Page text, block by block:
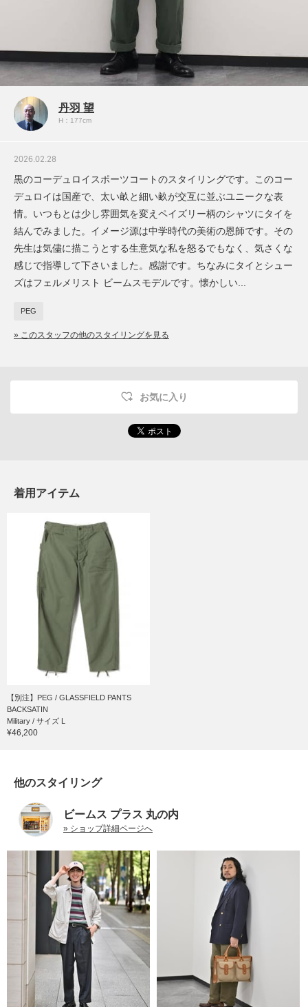
丹羽 望
H：177cm
2026.02.28
黒のコーデュロイスポーツコートのスタイリングです。このコー
デュロイは国産で、太い畝と細い畝が交互に並ぶユニークな表
情。いつもとは少し雰囲気を変えペイズリー柄のシャツにタイを
結んでみました。イメージ源は中学時代の美術の恩師です。その
先生は気儘に描こうとする生意気な私を怒るでもなく、気さくな
感じで指導して下さいました。感謝です。ちなみにタイとシュー
ズはフェルメリスト ビームスモデルです。懐かしい...
PEG
» このスタッフの他のスタイリングを見る
お気に入り
着用アイテム
【別注】PEG / GLASSFIELD PANTS
BACKSATIN
Military / サイズ L
¥46,200
他のスタイリング
ビームス プラス 丸の内
» ショップ詳細ページへ